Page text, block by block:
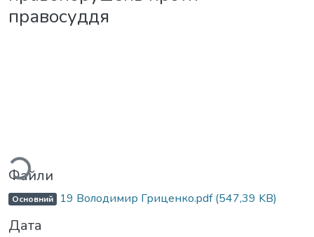
правосуддя
Файли
Основний 19 Володимир Гриценко.pdf(547,39 KB)
Дата